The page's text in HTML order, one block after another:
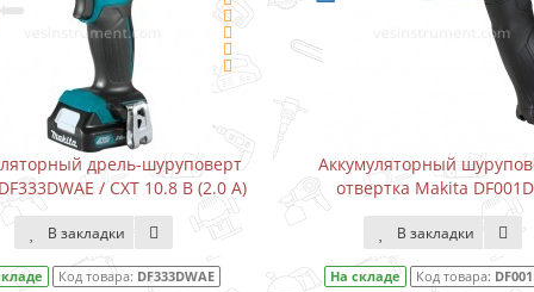
Аккумуляторный шуруповерт-
отвертка Makita DF001DW
В закладки
На складе Код товара:DF001DW
Водонапорный насос
Karcher BP3 Home
В закладки
На складе Код товара: